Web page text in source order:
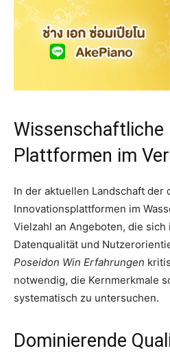
Wissenschaftliche
Plattformen im
In der aktuellen Landschaft der
Innovationsplattformen im
Vielzahl an Angeboten, die
Datenqualität und
Poseidon Win Erfahrungen
notwendig, die Kernmerkmale
systematisch zu untersuchen.
Dominierende